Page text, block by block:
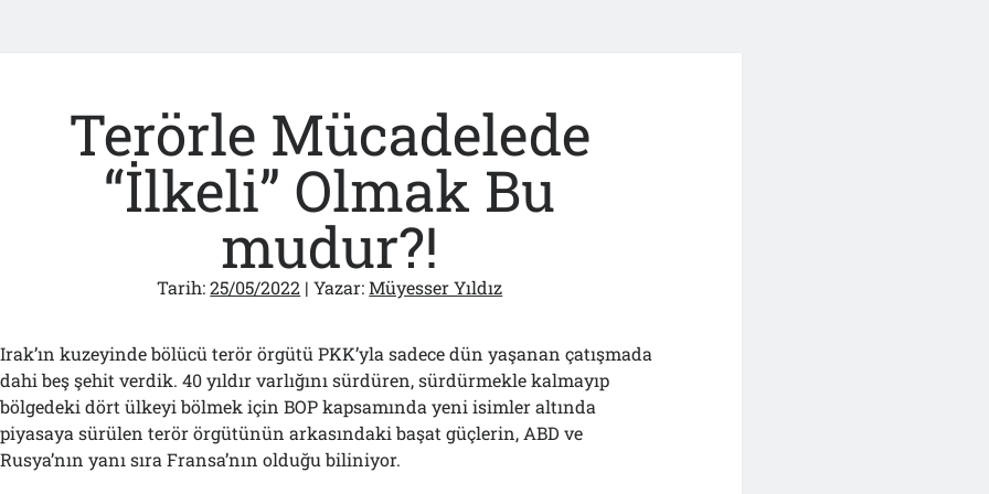
Terörle Mücadelede
“İlkeli” Olmak Bu
mudur?!
Tarih:25/05/2022 | Yazar:Müyesser Yıldız
Irak’ın kuzeyinde bölücü terör örgütü PKK’yla sadece dün yaşanan çatışmada
dahi beş şehit verdik. 40 yıldır varlığını sürdüren, sürdürmekle kalmayıp
bölgedeki dört ülkeyi bölmek için BOP kapsamında yeni isimler altında
piyasaya sürülen terör örgütünün arkasındaki başat güçlerin, ABD ve
Rusya’nın yanı sıra Fransa’nın olduğu biliniyor.